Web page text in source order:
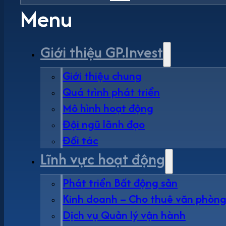
Menu
Giới thiệu GP.Invest
Giới thiệu chung
Quá trình phát triển
Mô hình hoạt động
Đội ngũ lãnh đạo
Đối tác
Lĩnh vực hoạt động
Phát triển Bất động sản
Kinh doanh – Cho thuê văn phòng
Dịch vụ Quản lý vận hành